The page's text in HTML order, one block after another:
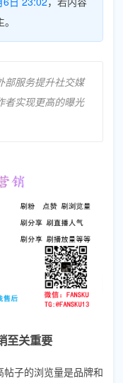
部服务提升社交媒
者实现更高的曝光
至关重要
子的浏览量是品牌和